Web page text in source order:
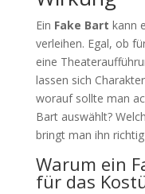
Ein Fake Bart kann
verleihen. Egal, ob
eine
lassen sich
worauf sollte man
Bart auswählt?
bringt man ihn
Warum ein
für das